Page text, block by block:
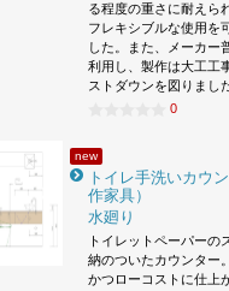
る程度の重さに耐えら
フレキシブルな使用を
した。また、メーカー
利用し、製作は大工工
ストダウンを図りまし
0
new
トイレ手洗いカウ
作家具）
水廻り
トイレットペーパーの
納のついたカウンター
かつローコストに仕上